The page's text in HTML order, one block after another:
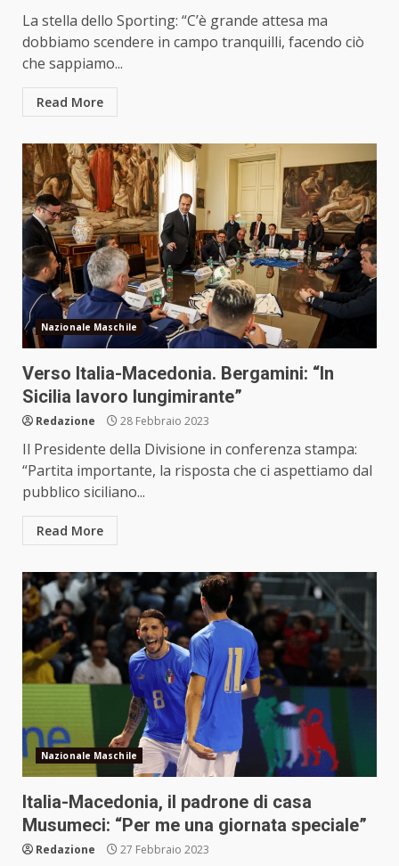
La stella dello Sporting: “C’è grande attesa ma
dobbiamo scendere in campo tranquilli, facendo ciò
che sappiamo...
Read More
Nazionale Maschile
Verso Italia-Macedonia. Bergamini: “In
Sicilia lavoro lungimirante”
Redazione 28 Febbraio 2023
Il Presidente della Divisione in conferenza stampa:
“Partita importante, la risposta che ci aspettiamo dal
pubblico siciliano...
Read More
Nazionale Maschile
Italia-Macedonia, il padrone di casa
Musumeci: “Per me una giornata speciale”
Redazione 27 Febbraio 2023